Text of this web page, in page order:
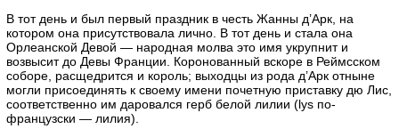
В тот день и был первый праздник в честь Жанны д’Арк, на
котором она присутствовала лично. В тот день и стала она
Орлеанской Девой — народная молва это имя укрупнит и
возвысит до Девы Франции. Коронованный вскоре в Реймсском
соборе, расщедрится и король; выходцы из рода д’Арк отныне
могли присоединять к своему имени почетную приставку дю Лис,
соответственно им даровался герб белой лилии (lys по-
французски — лилия).